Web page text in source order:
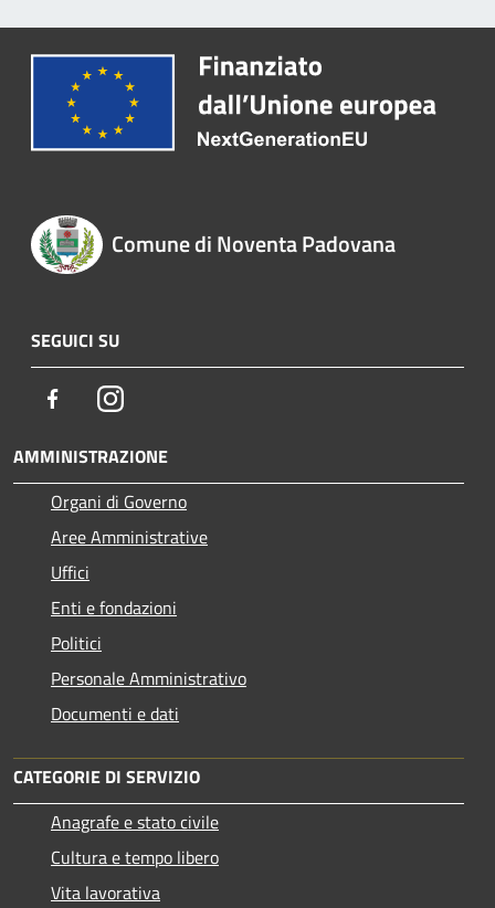
Comune di Noventa Padovana
SEGUICI SU
FacebookInstagram
AMMINISTRAZIONE
Organi di Governo
Aree Amministrative
Uffici
Enti e fondazioni
Politici
Personale Amministrativo
Documenti e dati
CATEGORIE DI SERVIZIO
Anagrafe e stato civile
Cultura e tempo libero
Vita lavorativa